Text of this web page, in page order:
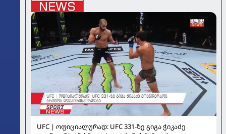
UFC | ოფიციალურად: UFC 331-ზე გიგა ჭიკაძე